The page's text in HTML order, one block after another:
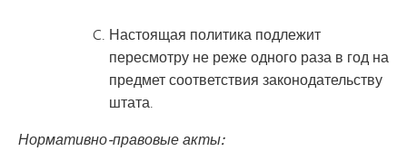
Настоящая политика подлежит
пересмотру не реже одного раза в год на
предмет соответствия законодательству
штата.
Нормативно-правовые акты: